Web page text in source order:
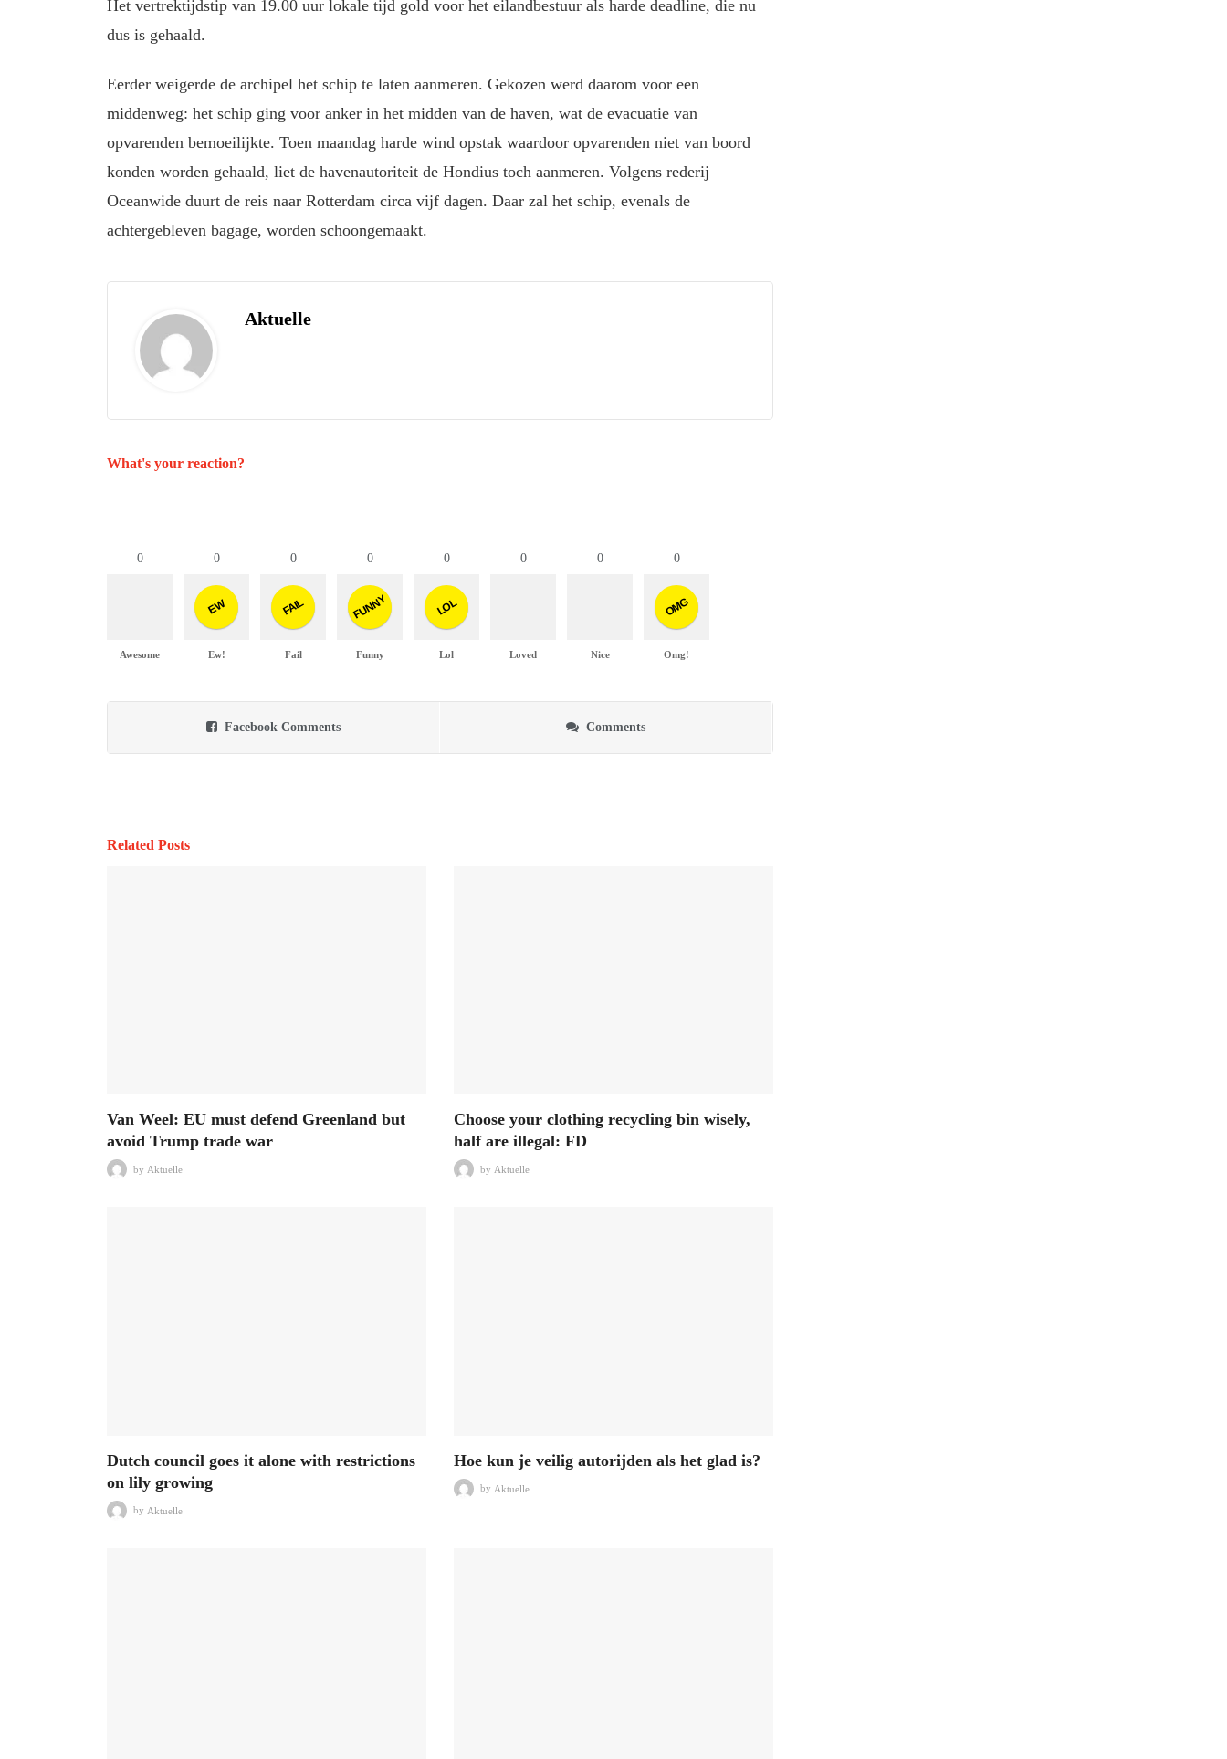
Het vertrektijdstip van 19.00 uur lokale tijd gold voor het eilandbestuur als harde deadline, die nu
dus is gehaald.
Eerder weigerde de archipel het schip te laten aanmeren. Gekozen werd daarom voor een
middenweg: het schip ging voor anker in het midden van de haven, wat de evacuatie van
opvarenden bemoeilijkte. Toen maandag harde wind opstak waardoor opvarenden niet van boord
konden worden gehaald, liet de havenautoriteit de Hondius toch aanmeren. Volgens rederij
Oceanwide duurt de reis naar Rotterdam circa vijf dagen. Daar zal het schip, evenals de
achtergebleven bagage, worden schoongemaakt.
Aktuelle
What's your reaction?
0
Awesome
0
EW
Ew!
0
FAIL
Fail
0
FUNNY
Funny
0
LOL
Lol
0
Loved
0
Nice
0
OMG
Omg!
Facebook Comments Comments
Related Posts
Van Weel: EU must defend Greenland but
avoid Trump trade war
by Aktuelle
Choose your clothing recycling bin wisely,
half are illegal: FD
by Aktuelle
Dutch council goes it alone with restrictions
on lily growing
by Aktuelle
Hoe kun je veilig autorijden als het glad is?
by Aktuelle